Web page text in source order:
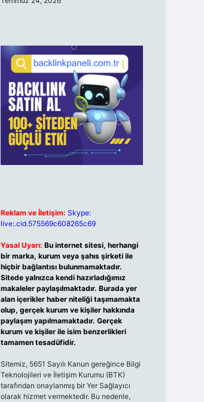
Reklam ve İletişim: Skype:
live:.cid.575569c608265c69
Yasal Uyarı: Bu internet sitesi, herhangi
bir marka, kurum veya şahıs şirketi ile
hiçbir bağlantısı bulunmamaktadır.
Sitede yalnızca kendi hazırladığımız
makaleler paylaşılmaktadır. Burada yer
alan içerikler haber niteliği taşımamakta
olup, gerçek kurum ve kişiler hakkında
paylaşım yapılmamaktadır. Gerçek
kurum ve kişiler ile isim benzerlikleri
tamamen tesadüfidir.
Sitemiz, 5651 Sayılı Kanun gereğince Bilgi
Teknolojileri ve İletişim Kurumu (BTK)
tarafından onaylanmış bir Yer Sağlayıcı
olarak hizmet vermektedir. Bu nedenle,